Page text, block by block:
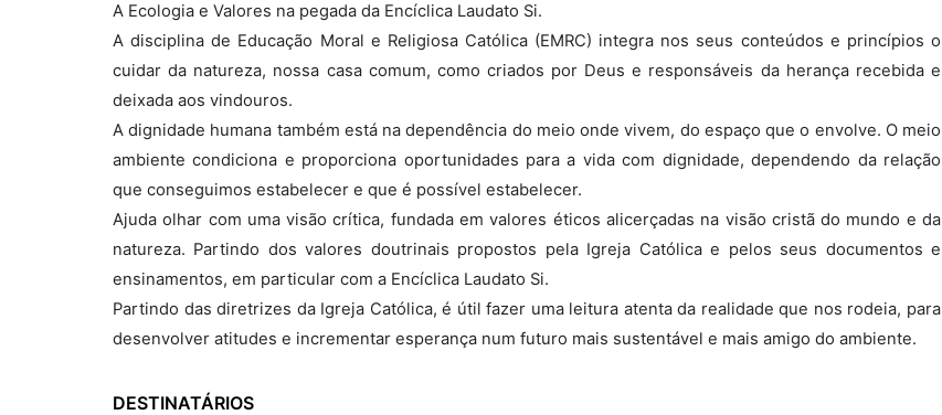
A Ecologia e Valores na pegada da Encíclica Laudato Si.
A disciplina de Educação Moral e Religiosa Católica (EMRC) integra nos seus conteúdos e princípios o
cuidar da natureza, nossa casa comum, como criados por Deus e responsáveis da herança recebida e
deixada aos vindouros.
A dignidade humana também está na dependência do meio onde vivem, do espaço que o envolve. O meio
ambiente condiciona e proporciona oportunidades para a vida com dignidade, dependendo da relação
que conseguimos estabelecer e que é possível estabelecer.
Ajuda olhar com uma visão crítica, fundada em valores éticos alicerçadas na visão cristã do mundo e da
natureza. Partindo dos valores doutrinais propostos pela Igreja Católica e pelos seus documentos e
ensinamentos, em particular com a Encíclica Laudato Si.
Partindo das diretrizes da Igreja Católica, é útil fazer uma leitura atenta da realidade que nos rodeia, para
desenvolver atitudes e incrementar esperança num futuro mais sustentável e mais amigo do ambiente.
DESTINATÁRIOS